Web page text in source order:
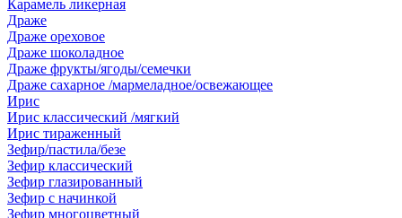
Карамель ликерная
Драже
Драже ореховое
Драже шоколадное
Драже фрукты/ягоды/семечки
Драже сахарное /мармеладное/освежающее
Ирис
Ирис классический /мягкий
Ирис тираженный
Зефир/пастила/безе
Зефир классический
Зефир глазированный
Зефир с начинкой
Зефир многоцветный